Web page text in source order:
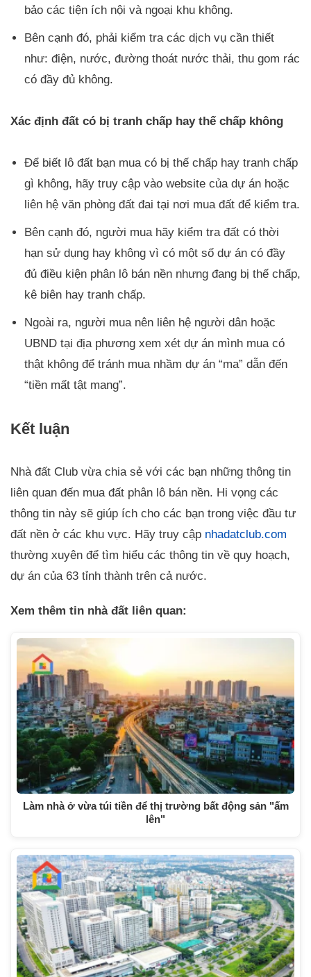
bảo các tiện ích nội và ngoại khu không.
Bên cạnh đó, phải kiểm tra các dịch vụ cần thiết
như: điện, nước, đường thoát nước thải, thu gom rác
có đầy đủ không.
Xác định đất có bị tranh chấp hay thế chấp không
Để biết lô đất bạn mua có bị thế chấp hay tranh chấp
gì không, hãy truy cập vào website của dự án hoặc
liên hệ văn phòng đất đai tại nơi mua đất để kiểm tra.
Bên cạnh đó, người mua hãy kiểm tra đất có thời
hạn sử dụng hay không vì có một số dự án có đầy
đủ điều kiện phân lô bán nền nhưng đang bị thế chấp,
kê biên hay tranh chấp.
Ngoài ra, người mua nên liên hệ người dân hoặc
UBND tại địa phương xem xét dự án mình mua có
thật không để tránh mua nhầm dự án “ma” dẫn đến
“tiền mất tật mang”.
Kết luận
Nhà đất Club vừa chia sẻ với các bạn những thông tin
liên quan đến mua đất phân lô bán nền. Hi vọng các
thông tin này sẽ giúp ích cho các bạn trong việc đầu tư
đất nền ở các khu vực. Hãy truy cập nhadatclub.com
thường xuyên để tìm hiểu các thông tin về quy hoạch,
dự án của 63 tỉnh thành trên cả nước.
Xem thêm tin nhà đất liên quan:
Làm nhà ở vừa túi tiền để thị trường bất động sản "ấm
lên"